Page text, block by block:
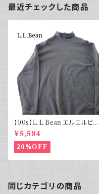
最近チェックした商品
【00s】L.L.Bean エルエルビー
ン タートルネックカットソー イン
ナー グレー
¥5,584
20%OFF
同じカテゴリの商品